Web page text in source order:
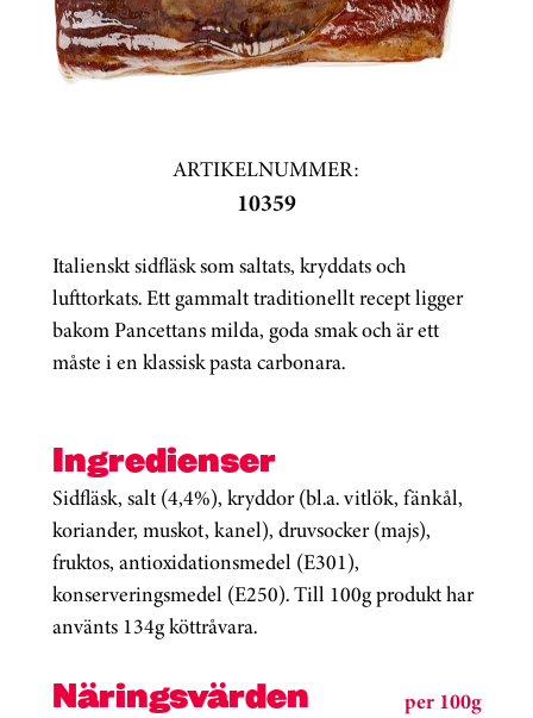
ARTIKELNUMMER:
10359
Italienskt sidfläsk som saltats, kryddats och
lufttorkats. Ett gammalt traditionellt recept ligger
bakom Pancettans milda, goda smak och är ett
måste i en klassisk pasta carbonara.
Ingredienser
Sidfläsk, salt (4,4%), kryddor (bl.a. vitlök, fänkål,
koriander, muskot, kanel), druvsocker (majs),
fruktos, antioxidationsmedel (E301),
konserveringsmedel (E250). Till 100g produkt har
använts 134g köttråvara.
Näringsvärden
per 100g